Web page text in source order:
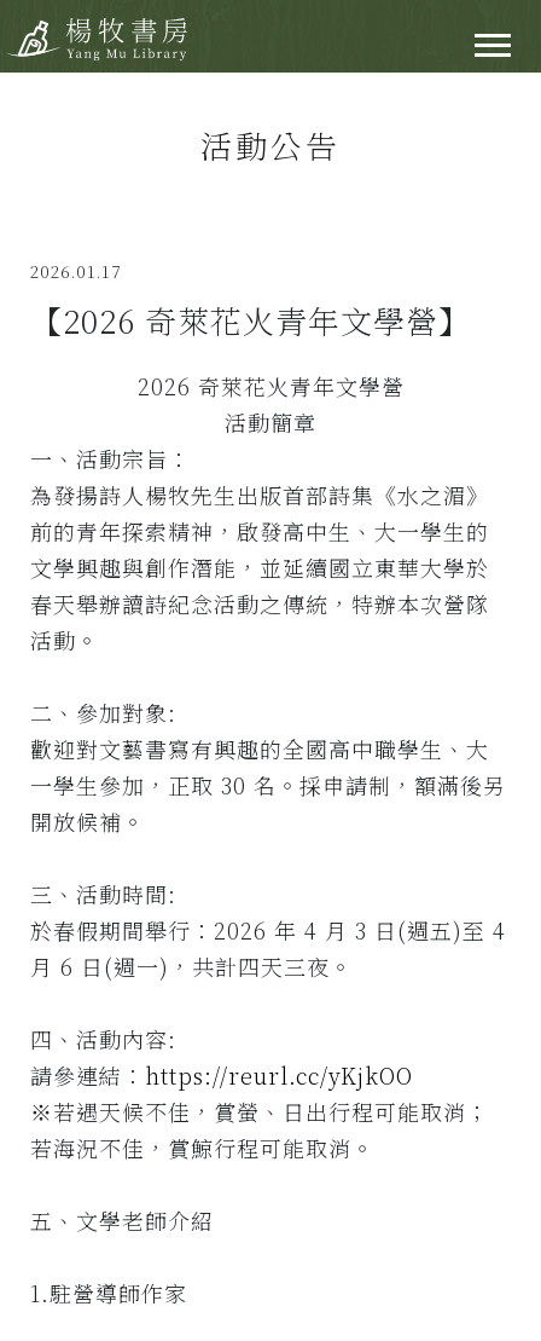
活動公告
2026.01.17
【2026 奇萊花火青年文學營】
2026 奇萊花火青年文學營
活動簡章
一、活動宗旨：
為發揚詩人楊牧先生出版首部詩集《水之湄》
前的青年探索精神，啟發高中生、大一學生的
文學興趣與創作潛能，並延續國立東華大學於
春天舉辦讀詩紀念活動之傳統，特辦本次營隊
活動。
二、參加對象:
歡迎對文藝書寫有興趣的全國高中職學生、大
一學生參加，正取 30 名。採申請制，額滿後另
開放候補。
三、活動時間:
於春假期間舉行：2026 年 4 月 3 日(週五)至 4
月 6 日(週一)，共計四天三夜。
四、活動內容:
請參連結： https://reurl.cc/yKjkOO
※若遇天候不佳，賞螢、日出行程可能取消；
若海況不佳，賞鯨行程可能取消。
五、文學老師介紹
1.駐營導師作家